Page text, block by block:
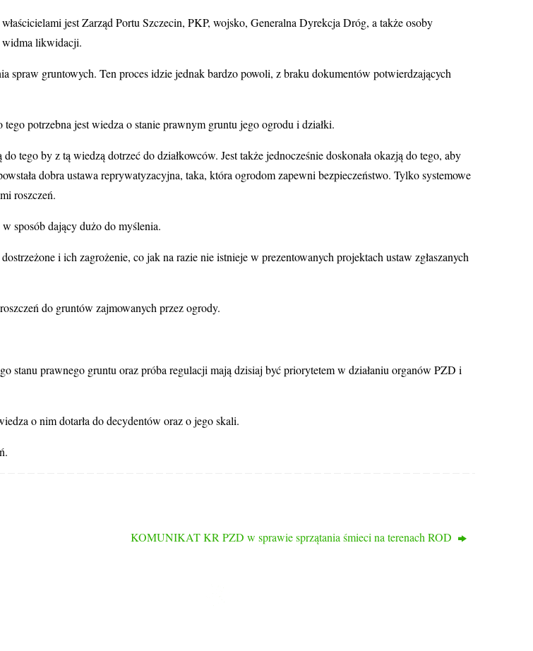
jest Zarząd Portu Szczecin, PKP, wojsko, Generalna Dyrekcja Dróg, a także osoby
widma likwidacji.
spraw gruntowych. Ten proces idzie jednak bardzo powoli, z braku dokumentów potwierdzających
potrzebna jest wiedza o stanie prawnym gruntu jego ogrodu i działki.
tego by z tą wiedzą dotrzeć do działkowców. Jest także jednocześnie doskonała okazją do tego, aby
dobra ustawa reprywatyzacyjna, taka, która ogrodom zapewni bezpieczeństwo. Tylko systemowe
roszczeń.
sposób dający dużo do myślenia.
i ich zagrożenie, co jak na razie nie istnieje w prezentowanych projektach ustaw zgłaszanych
do gruntów zajmowanych przez ogrody.
stanu prawnego gruntu oraz próba regulacji mają dzisiaj być priorytetem w działaniu organów PZD i
o nim dotarła do decydentów oraz o jego skali.
KOMUNIKAT KR PZD w sprawie sprzątania śmieci na terenach ROD